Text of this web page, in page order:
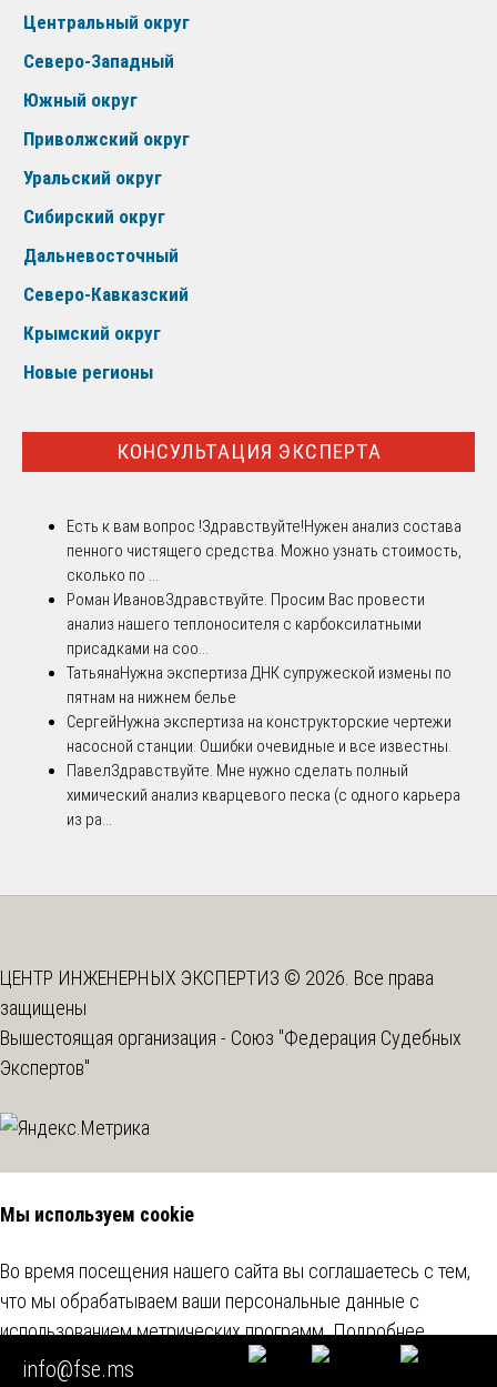
Центральный округ
Северо-Западный
Южный округ
Приволжский округ
Уральский округ
Сибирский округ
Дальневосточный
Северо-Кавказский
Крымский округ
Новые регионы
КОНСУЛЬТАЦИЯ ЭКСПЕРТА
Есть к вам вопрос !Здравствуйте!Нужен анализ состава
пенного чистящего средства. Можно узнать стоимость,
сколько по ...
Роман ИвановЗдравствуйте. Просим Вас провести
анализ нашего теплоносителя с карбоксилатными
присадками на соо...
ТатьянаНужна экспертиза ДНК супружеской измены по
пятнам на нижнем белье
СергейНужна экспертиза на конструкторские чертежи
насосной станции. Ошибки очевидные и все известны.
ПавелЗдравствуйте. Мне нужно сделать полный
химический анализ кварцевого песка (с одного карьера
из ра...
ЦЕНТР ИНЖЕНЕРНЫХ ЭКСПЕРТИЗ © 2026. Все права
защищены
Вышестоящая организация - Союз "Федерация Судебных
Экспертов"
info@fse.ms
Мы используем cookie
Во время посещения нашего сайта вы соглашаетесь с тем,
что мы обрабатываем ваши персональные данные с
использованием метрических программ.Подробнее